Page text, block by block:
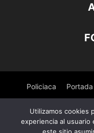
Policiaca Portada
Utilizamos cookies
experiencia al usuario